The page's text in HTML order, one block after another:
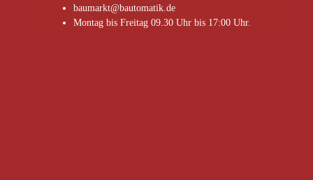
baumarkt@bautomatik.de
Montag bis Freitag 09.30 Uhr bis 17:00 Uhr.